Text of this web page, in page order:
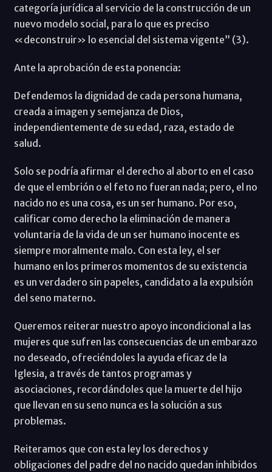
categoría jurídica al servicio de la construcción de un
nuevo modelo social, para lo que es preciso
«deconstruir» lo esencial del sistema vigente” (3).
Ante la aprobación de esta ponencia:
Defendemos la dignidad de cada persona humana,
creada a imagen y semejanza de Dios,
independientemente de su edad, raza, estado de
salud.
Solo se podría afirmar el derecho al aborto en el caso
de que el embrión o el feto no fueran nada; pero, el no
nacido no es una cosa, es un ser humano. Por eso,
calificar como derecho la eliminación de manera
voluntaria de la vida de un ser humano inocente es
siempre moralmente malo. Con esta ley, el ser
humano en los primeros momentos de su existencia
es un verdadero sin papeles, candidato a la expulsión
del seno materno.
Queremos reiterar nuestro apoyo incondicional a las
mujeres que sufren las consecuencias de un embarazo
no deseado, ofreciéndoles la ayuda eficaz de la
Iglesia, a través de tantos programas y
asociaciones, recordándoles que la muerte del hijo
que llevan en su seno nunca es la solución a sus
problemas.
Reiteramos que con esta ley los derechos y
obligaciones del padre del no nacido quedan inhibidos